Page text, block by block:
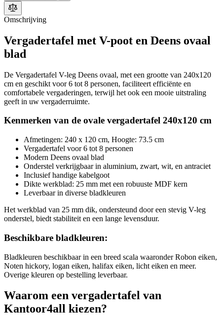
Omschrijving
Vergadertafel met V-poot en Deens ovaal
blad
De Vergadertafel V-leg Deens ovaal, met een grootte van 240x120
cm en geschikt voor 6 tot 8 personen, faciliteert efficiënte en
comfortabele vergaderingen, terwijl het ook een mooie uitstraling
geeft in uw vergaderruimte.
Kenmerken van de ovale vergadertafel 240x120 cm
Afmetingen: 240 x 120 cm, Hoogte: 73.5 cm
Vergadertafel voor 6 tot 8 personen
Modern Deens ovaal blad
Onderstel verkrijgbaar in aluminium, zwart, wit, en antraciet
Inclusief handige kabelgoot
Dikte werkblad: 25 mm met een robuuste MDF kern
Leverbaar in diverse bladkleuren
Het werkblad van 25 mm dik, ondersteund door een stevig V-leg
onderstel, biedt stabiliteit en een lange levensduur.
Beschikbare bladkleuren:
Bladkleuren beschikbaar in een breed scala waaronder Robon eiken,
Noten hickory, logan eiken, halifax eiken, licht eiken en meer.
Overige kleuren op bestelling leverbaar.
Waarom een vergadertafel van
Kantoor4all kiezen?